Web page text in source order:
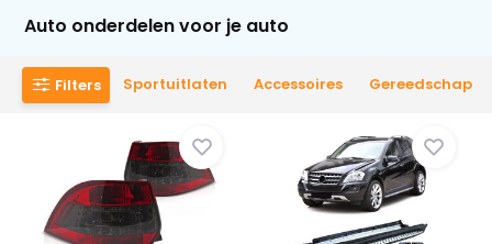
Auto onderdelen voor je auto
Filters Sportuitlaten Accessoires Gereedschap